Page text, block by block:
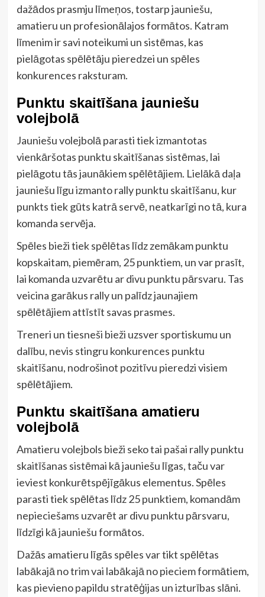
dažādos prasmju līmeņos, tostarp jauniešu,
amatieru un profesionālajos formātos. Katram
līmenim ir savi noteikumi un sistēmas, kas
pielāgotas spēlētāju pieredzei un spēles
konkurences raksturam.
Punktu skaitīšana jauniešu
volejbolā
Jauniešu volejbolā parasti tiek izmantotas
vienkāršotas punktu skaitīšanas sistēmas, lai
pielāgotu tās jaunākiem spēlētājiem. Lielākā daļa
jauniešu līgu izmanto rally punktu skaitīšanu, kur
punkts tiek gūts katrā servē, neatkarīgi no tā, kura
komanda servēja.
Spēles bieži tiek spēlētas līdz zemākam punktu
kopskaitam, piemēram, 25 punktiem, un var prasīt,
lai komanda uzvarētu ar divu punktu pārsvaru. Tas
veicina garākus rally un palīdz jaunajiem
spēlētājiem attīstīt savas prasmes.
Treneri un tiesneši bieži uzsver sportiskumu un
dalību, nevis stingru konkurences punktu
skaitīšanu, nodrošinot pozitīvu pieredzi visiem
spēlētājiem.
Punktu skaitīšana amatieru
volejbolā
Amatieru volejbols bieži seko tai pašai rally punktu
skaitīšanas sistēmai kā jauniešu līgas, taču var
ieviest konkurētspējīgākus elementus. Spēles
parasti tiek spēlētas līdz 25 punktiem, komandām
nepieciešams uzvarēt ar divu punktu pārsvaru,
līdzīgi kā jauniešu formātos.
Dažās amatieru līgās spēles var tikt spēlētas
labākajā no trim vai labākajā no pieciem formātiem,
kas pievieno papildu stratēģijas un izturības slāni.